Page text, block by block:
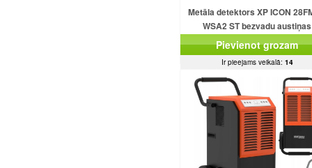
Metāla detektors XP ICON
WSA2 ST bezvadu austiņas
Pievienot grozam
Ir pieejams veikalā: 14